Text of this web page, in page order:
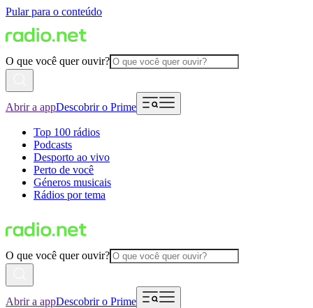
Pular para o conteúdo
O que você quer ouvir?
Abrir a appDescobrir o Prime
Top 100 rádios
Podcasts
Desporto ao vivo
Perto de você
Géneros musicais
Rádios por tema
O que você quer ouvir?
Abrir a appDescobrir o Prime